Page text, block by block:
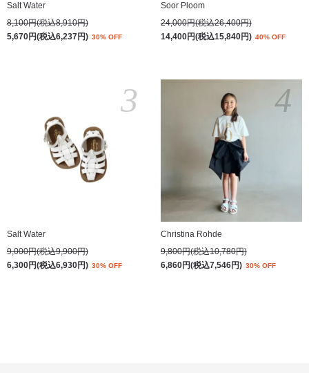
Salt Water
8,100円(税込8,910円)
5,670円(税込6,237円) 30% OFF
Soor Ploom
24,000円(税込26,400円)
14,400円(税込15,840円) 40% OFF
Salt Water
9,000円(税込9,900円)
6,300円(税込6,930円) 30% OFF
3
Christina Rohde
9,800円(税込10,780円)
6,860円(税込7,546円) 30% OFF
4